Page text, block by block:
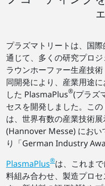
プラズマトリートは、国
通じて、多くの研究プロ
ラウンホーファー生産技
同開発により、産業用途
した PlasmaPlus®(プラズ
セスを開発しました。こ
は、世界有数の産業技術
(Hannover Messe) におい
り「German Industry
PlasmaPlus®は、これま
料組み合わせ、製造プロ